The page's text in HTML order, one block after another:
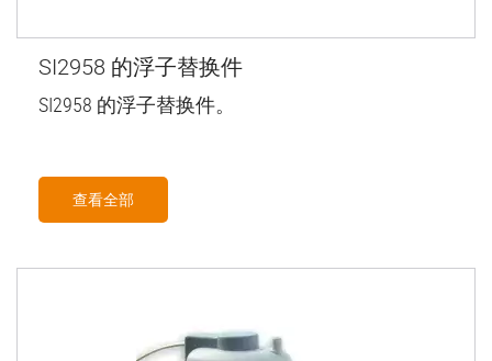
SI2958 的浮子替换件
SI2958 的浮子替换件。
查看全部